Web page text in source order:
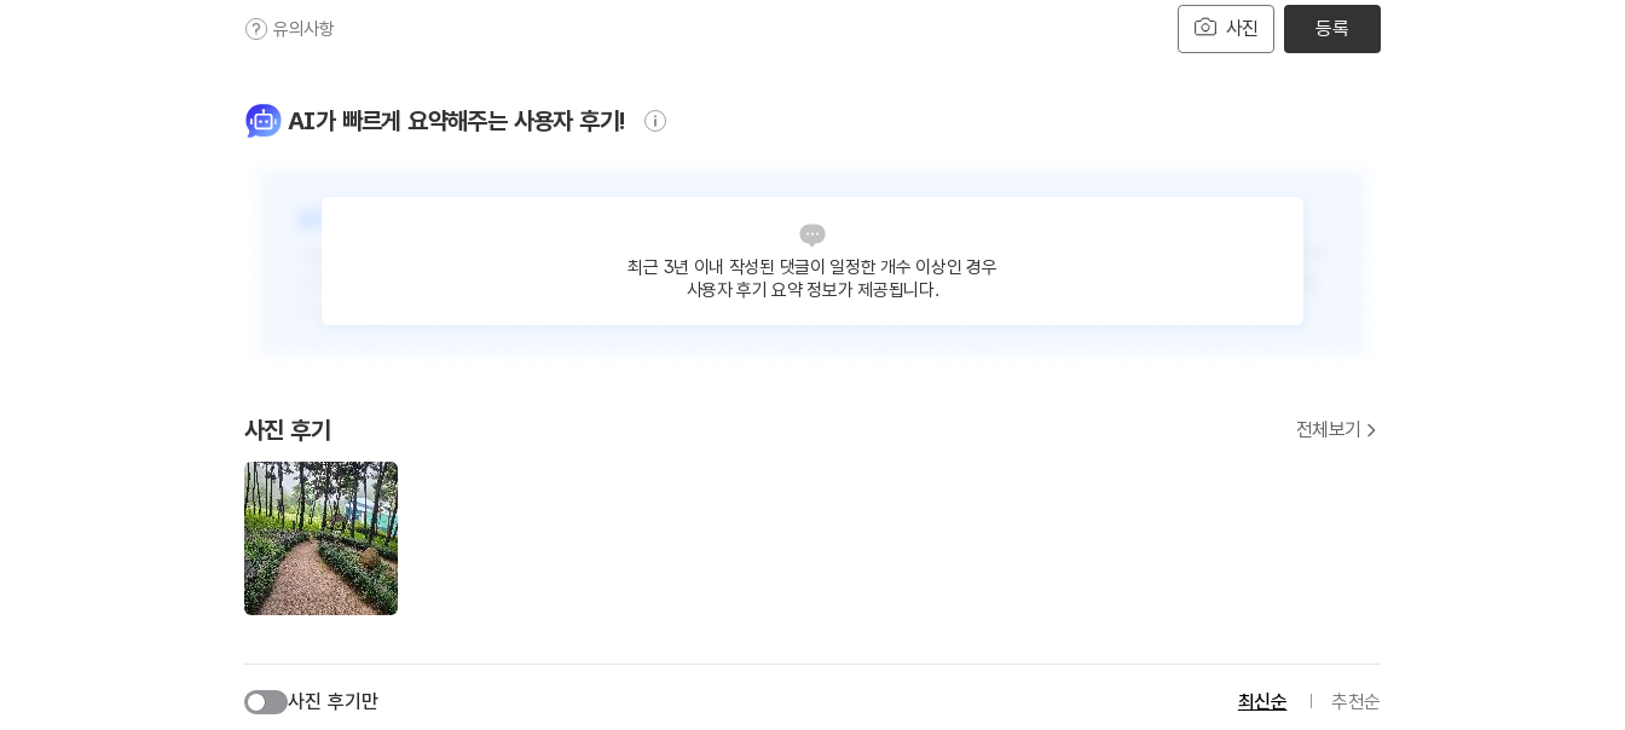
사진
유의사항 등록
AI가 빠르게 요약해주는 사용자 후기!
최근 3년 이내 작성된 댓글이 일정한 개수 이상인 경우
사용자 후기 요약 정보가 제공됩니다.
사진 후기 전체보기
사진 후기만 최신순 추천순